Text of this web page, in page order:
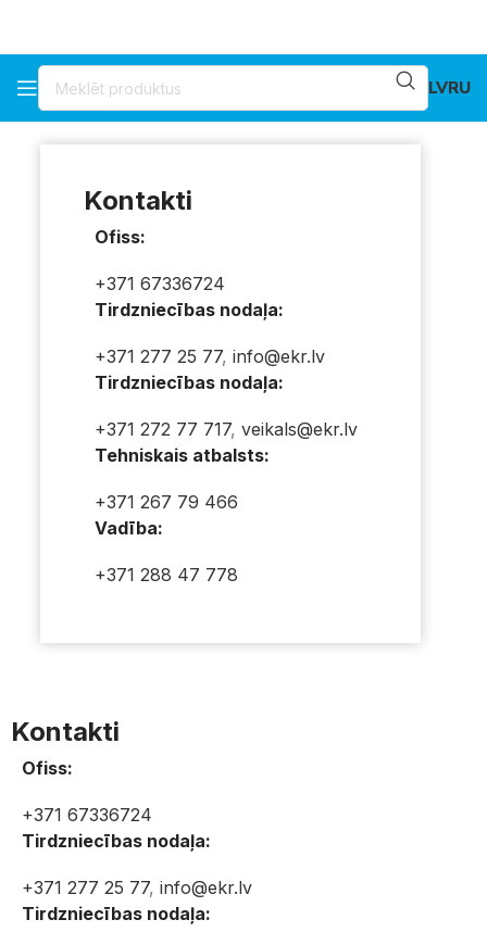
LVRU
Kontakti
Ofiss:
+371 67336724
Tirdzniecības nodaļa:
+371 277 25 77,info@ekr.lv
Tirdzniecības nodaļa:
+371 272 77 717,veikals@ekr.lv
Tehniskais atbalsts:
+371 267 79 466
Vadība:
+371 288 47 778
Kontakti
Ofiss:
+371 67336724
Tirdzniecības nodaļa:
+371 277 25 77,info@ekr.lv
Tirdzniecības nodaļa: